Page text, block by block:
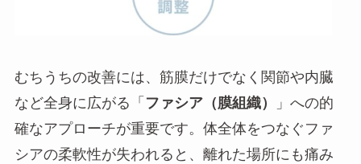
むちうちの改善には、筋膜だけでなく関節や内臓
など全身に広がる「 ファシア（膜組織）
」への的
確なアプローチが重要です。体全体をつなぐファ
シアの柔軟性が失われると、離れた場所にも痛み